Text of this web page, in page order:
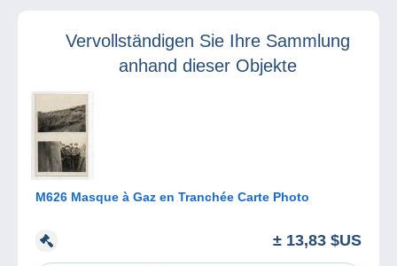
Vervollständigen Sie Ihre Sammlung
anhand dieser Objekte
M626 Masque à Gaz en Tranchée Carte Photo
± 13,83 $US